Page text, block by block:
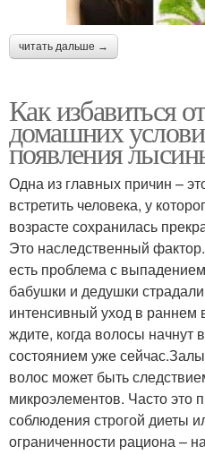
читать дальше →
Как избавиться
домашних
появления
Одна из главных причин –
встретить человека, у
возрасте сохранилась
Это наследственный
есть проблема с
бабушки и дедушки
интенсивный уход в раннем
ждите, когда волосы начнут
состоянием уже
волос может быть
микроэлементов. Часто это
соблюдения строгой диеты
ограниченности рациона –